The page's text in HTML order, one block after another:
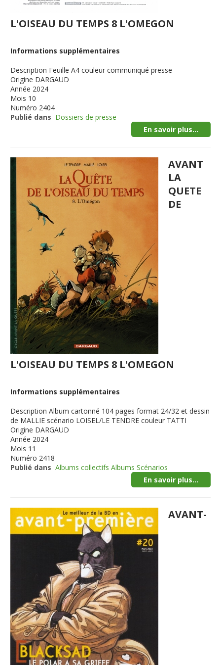
L'OISEAU DU TEMPS 8 L'OMEGON
Informations supplémentaires
Description Feuille A4 couleur communiqué presse
Origine DARGAUD
Année 2024
Mois 10
Numéro 2404
Publié dans Dossiers de presse
En savoir plus...
AVANT
LA
QUETE
DE
L'OISEAU DU TEMPS 8 L'OMEGON
Informations supplémentaires
Description Album cartonné 104 pages format 24/32 et dessin
de MALLIE scénario LOISEL/LE TENDRE couleur TATTI
Origine DARGAUD
Année 2024
Mois 11
Numéro 2418
Publié dans Albums collectifs Albums Scénarios
En savoir plus...
AVANT-